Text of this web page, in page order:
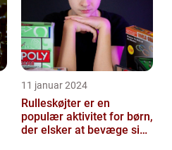
11 januar 2024
Rulleskøjter er en
populær aktivitet for børn,
der elsker at bevæge sig